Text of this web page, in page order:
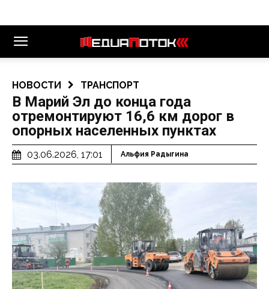
НОВОСТИ ТРАНСПОРТ
В Марий Эл до конца года
отремонтируют 16,6 км дорог в
опорных населенных пунктах
03.06.2026, 17:01 Альфия Радыгина